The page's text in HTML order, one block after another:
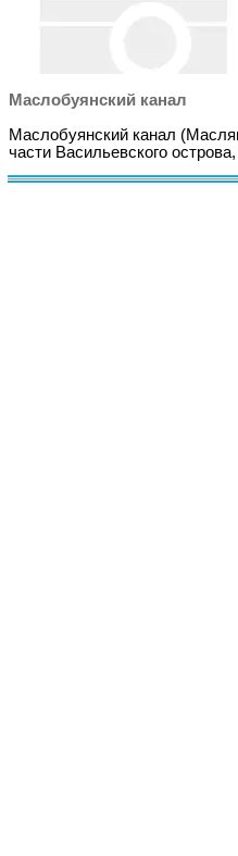
Маслобуянский канал
Маслобуянский канал
части Васильевского